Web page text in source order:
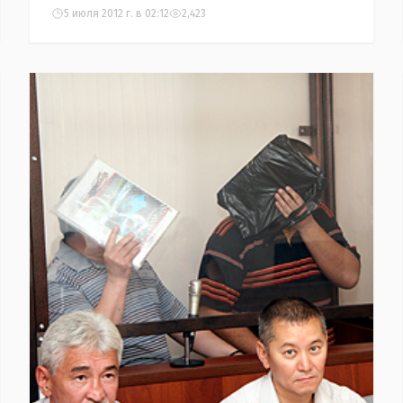
5 июля 2012 г. в 02:12 2,423